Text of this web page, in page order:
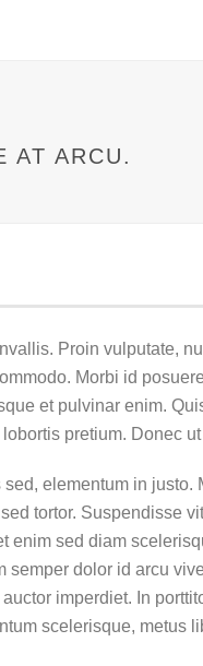
AT ARCU.
Proin vulputate,
Morbi id
et pulvinar enim.
pretium. Donec
elementum in
tortor. Suspendisse
enim sed diam
semper dolor id arcu
imperdiet. In
scelerisque, metus